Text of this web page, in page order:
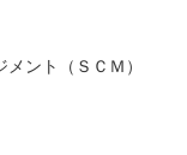
ント（ＳＣＭ）